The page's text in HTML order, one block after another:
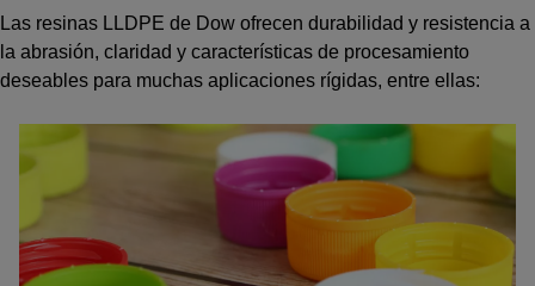
Las resinas LLDPE de Dow ofrecen durabilidad y resistencia a
la abrasión, claridad y características de procesamiento
deseables para muchas aplicaciones rígidas, entre ellas: